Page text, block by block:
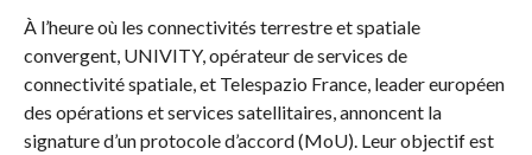
À l’heure où les connectivités terrestre et spatiale
convergent, UNIVITY, opérateur de services de
connectivité spatiale, et Telespazio France, leader européen
des opérations et services satellitaires, annoncent la
signature d’un protocole d’accord (MoU). Leur objectif est